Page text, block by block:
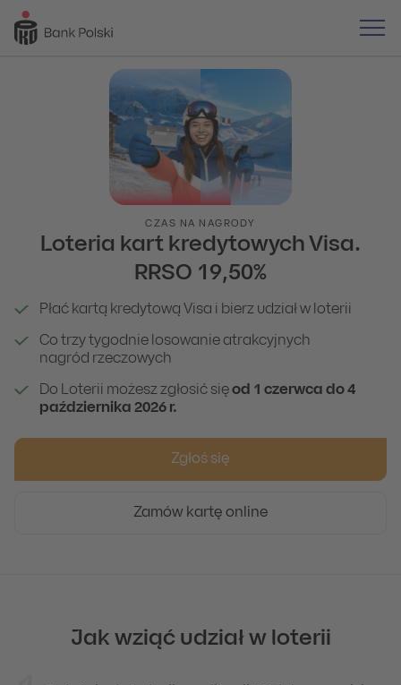
CZAS NA NAGRODY
Loteria kart kredytowych Visa.
RRSO 19,50%
Płać kartą kredytową Visa i bierz udział w loterii
Co trzy tygodnie losowanie atrakcyjnych
nagród rzeczowych
Do Loterii możesz zgłosić się od 1 czerwca do 4
października 2026 r.
Zgłoś się
Zamów kartę online
Jak wziąć udział w loterii